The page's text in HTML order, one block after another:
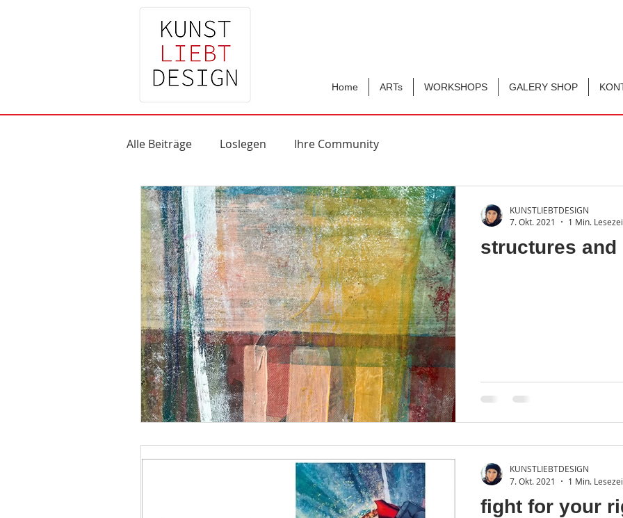
Home ARTs WORKSHOPS GALERY SHOP
Alle Beiträge Loslegen Ihre Community
structures
KUNSTLIEBTDESIGN
7. Okt. 2021
1 Min.
fight for your
KUNSTLIEBTDESIGN
7. Okt. 2021
1 Min.